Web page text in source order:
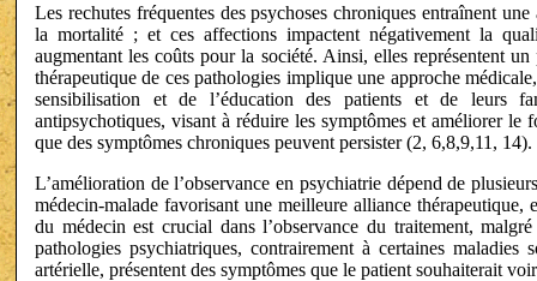
Les rechutes fréquentes des psychoses chroniques entraînent
la mortalité ; et ces affections impactent négativement la
augmentant les coûts pour la société. Ainsi, elles représentent
thérapeutique de ces pathologies implique une approche
sensibilisation et de l’éducation des patients et de leurs
antipsychotiques, visant à réduire les symptômes et améliorer le
que des symptômes chroniques peuvent persister (2, 6,8,9,11, 14).
L’amélioration de l’observance en psychiatrie dépend de
médecin-malade favorisant une meilleure alliance
du médecin est crucial dans l’observance du traitement,
pathologies psychiatriques, contrairement à certaines maladies
artérielle, présentent des symptômes que le patient souhaiterait